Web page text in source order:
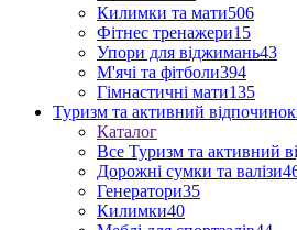
Килимки та мати506
Фітнес тренажери15
Упори для віджимань43
М'ячі та фітболи394
Гімнастичні мати135
Туризм та активний відпочинок
Каталог
Все Туризм та активний
Дорожні сумки та валізи
Генератори35
Килимки40